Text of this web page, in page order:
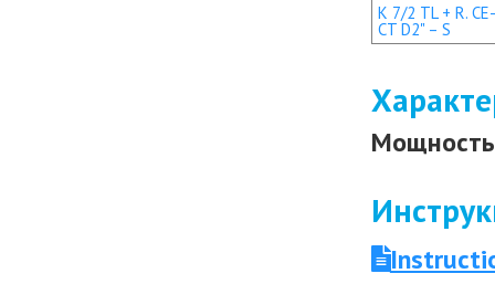
K 7/2 TL + R. CE-
CT D2" – S
Мощность